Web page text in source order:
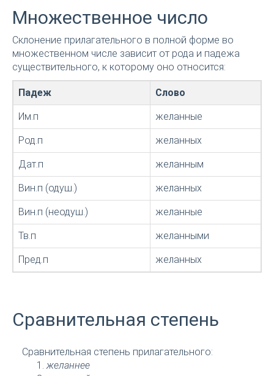
Множественное число
Склонение прилагательного в полной форме во
множественном числе зависит от рода и падежа
существительного, к которому оно относится:
Падеж Слово
Им.п желанные
Род.п желанных
Дат.п желанным
Вин.п (одуш.) желанных
Вин.п (неодуш.) желанные
Тв.п желанными
Пред.п желанных
Сравнительная степень
Сравнительная степень прилагательного:
желаннее